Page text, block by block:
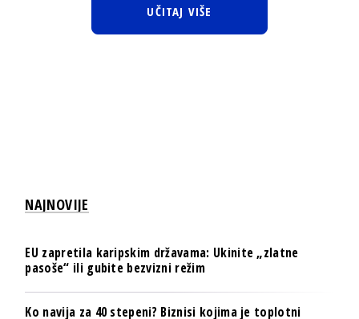
UČITAJ VIŠE
NAJNOVIJE
EU zapretila karipskim državama: Ukinite „zlatne
pasoše“ ili gubite bezvizni režim
Ko navija za 40 stepeni? Biznisi kojima je toplotni